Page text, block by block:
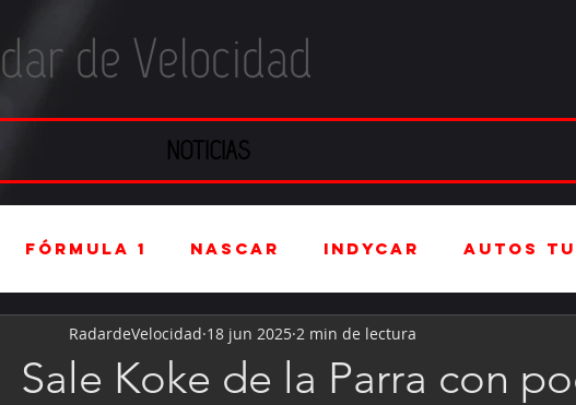
de Velocidad
NOTICIAS
Fórmula 1 NASCAR IndyCar Autos
Copa Industria Automotriz
Sale Koke de la Parra con
RadardeVelocidad 18 jun 2025 2 min de lectura